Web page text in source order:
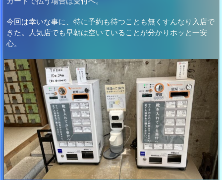
今回は幸いな事に、特に予約も待つことも無くすんなり入店で
きた。人気店でも早朝は空いていることが分かりホッと一安
心。